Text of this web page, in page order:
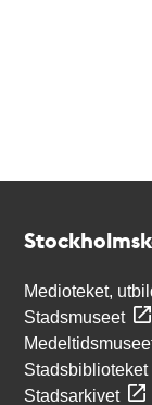
Medioteket,
Stadsmuseet
Stadsbiblioteket
Stadsarkivet